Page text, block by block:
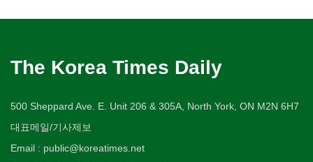
The Korea Times Daily
500 Sheppard Ave. E. Unit 206 & 305A, North York, ON M2N 6H7
대표메일/기사제보
Email : public@koreatimes.net